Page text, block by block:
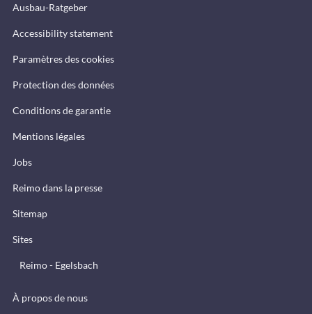
Ausbau-Ratgeber
Accessibility statement
Paramètres des cookies
Protection des données
Conditions de garantie
Mentions légales
Jobs
Reimo dans la presse
Sitemap
Sites
Reimo - Egelsbach
À propos de nous